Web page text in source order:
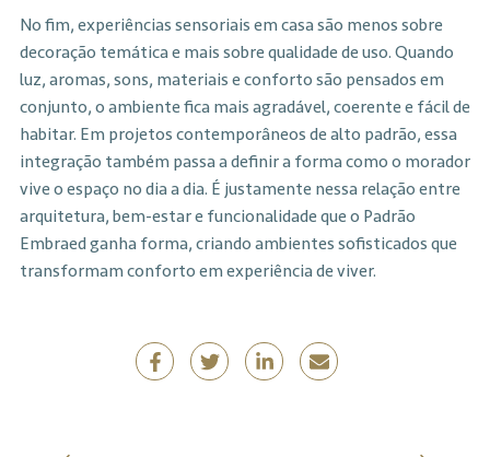
No fim, experiências sensoriais em casa são menos sobre
decoração temática e mais sobre qualidade de uso. Quando
luz, aromas, sons, materiais e conforto são pensados em
conjunto, o ambiente fica mais agradável, coerente e fácil de
habitar. Em projetos contemporâneos de alto padrão, essa
integração também passa a definir a forma como o morador
vive o espaço no dia a dia. É justamente nessa relação entre
arquitetura, bem-estar e funcionalidade que o Padrão
Embraed ganha forma, criando ambientes sofisticados que
transformam conforto em experiência de viver.